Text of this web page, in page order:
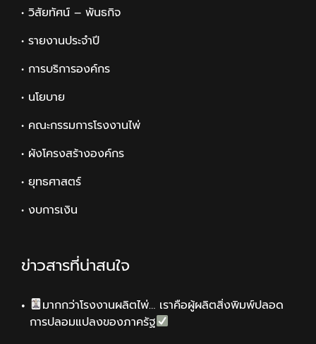
• วิสัยทัศน์ – พันธกิจ
• รายงานประจำปี
• การบริการองค์กร
• นโยบาย
• คณะกรรมการโรงงานไพ่
• ผังโครงสร้างองค์กร
• ยุทธศาสตร์
• งบการเงิน
ข่าวสารที่น่าสนใจ
มากกว่าโรงงานผลิตไพ่… เราคือผู้ผลิตสิ่งพิมพ์ปลอด
การปลอมแปลงของภาครัฐ